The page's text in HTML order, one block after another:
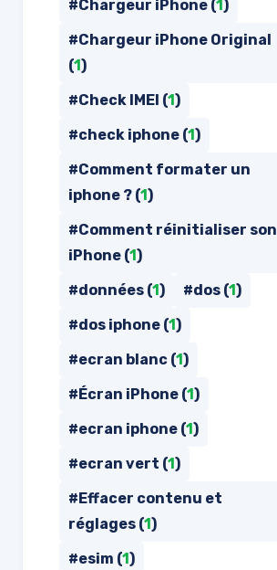
#Chargeur iPhone (1)
#Chargeur iPhone Original
(1)
#Check IMEI (1)
#check iphone (1)
#Comment formater un
iphone ? (1)
#Comment réinitialiser son
iPhone (1)
#données (1) #dos (1)
#dos iphone (1)
#ecran blanc (1)
#Écran iPhone (1)
#ecran iphone (1)
#ecran vert (1)
#Effacer contenu et
réglages (1)
#esim (1)